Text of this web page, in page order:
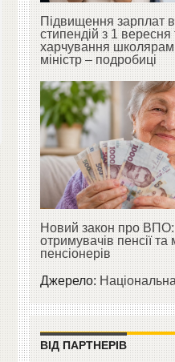
Підвищення зарплат
стипендій з 1
харчування школярам
міністр – подробиці
Новий закон про ВПО:
отримувачів пенсії та
пенсіонерів
Джерело:
ВІД ПАРТНЕРІВ